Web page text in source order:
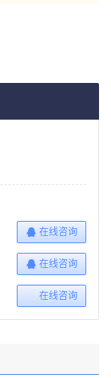
在线咨询
在线咨询
在线咨询